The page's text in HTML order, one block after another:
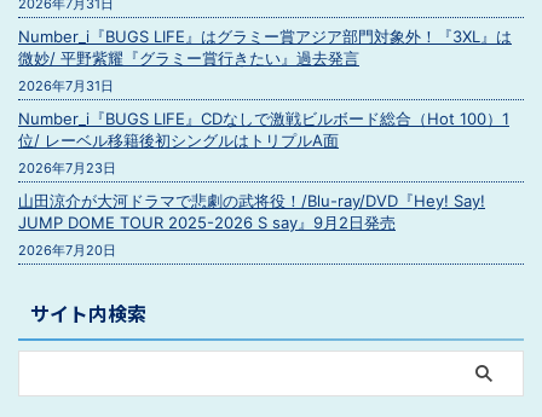
2026年7月31日
Number_i『BUGS LIFE』はグラミー賞アジア部門対象外！『3XL』は
微妙/ 平野紫耀『グラミー賞行きたい』過去発言
2026年7月31日
Number_i『BUGS LIFE』CDなしで激戦ビルボード総合（Hot 100）1
位/ レーベル移籍後初シングルはトリプルA面
2026年7月23日
山田涼介が大河ドラマで悲劇の武将役！/Blu-ray/DVD『Hey! Say!
JUMP DOME TOUR 2025-2026 S say』9月2日発売
2026年7月20日
サイト内検索